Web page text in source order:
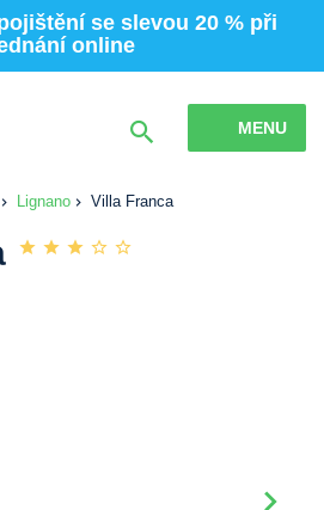
se slevou 20 % při
online
MENU
Lignano Villa Franca